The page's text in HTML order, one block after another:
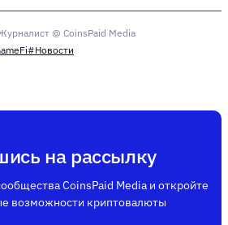
@ CoinsPaid Media
#Новости
на рассылку
CoinsPaid Media и откройте
возможности криптовалюты